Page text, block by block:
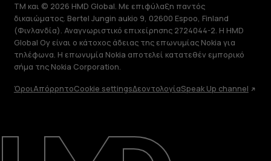
Επισκευή, επαναχρησιμοποίηση,
ανακύκλωση
TM και © 2026 HMD Global. Με επιφύλαξη παντός
δικαιώματος. Bertel Jungin aukio 9, 02600 Espoo, Finland
(Φινλανδία). Αναγνωριστικό επιχείρησης 2724044-2. Η HMD
Global Oy είναι ο κάτοχος άδειας της επωνυμίας Nokia για
τηλέφωνα. Η επωνυμία Nokia αποτελεί κατατεθέν εμπορικό
σήμα της Nokia Corporation.
ΌροιΑπόρρητοCookie settingsΔεοντολογίαSpeak Up channel